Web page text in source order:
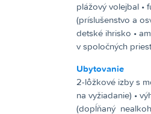
plážový volejbal •
(príslušenstvo a
detské ihrisko •
v spoločných
Ubytovanie
2-lôžkové izby s
na vyžiadanie) •
(dopĺňaný